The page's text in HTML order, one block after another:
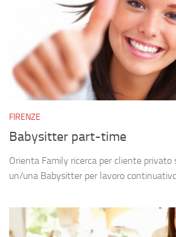
FIRENZE
Babysitter part-time
Orienta Family ricerca per cliente privato
un/una Babysitter per lavoro